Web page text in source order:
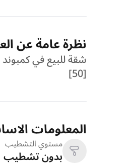
نظرة عامة عن
[50]
المعلومات
مستوي التشطيب
بدون تشطيب